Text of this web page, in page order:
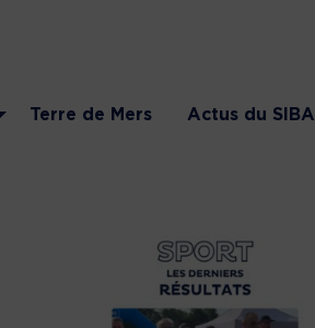
Terre de Mers Actus du SIBA